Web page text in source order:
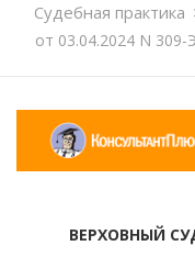
Судебная практика
от 03.04.2024 N
ВЕРХОВНЫЙ